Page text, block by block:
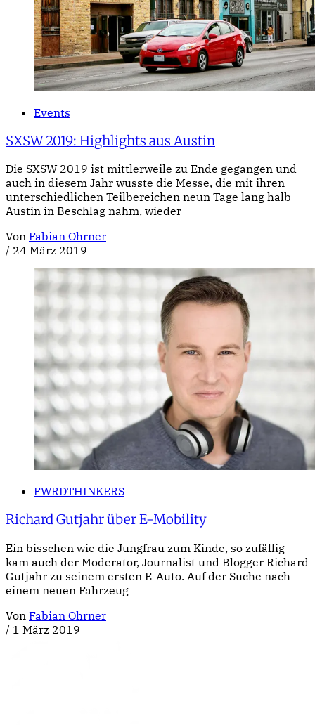
Events
SXSW 2019: Highlights aus Austin
Die SXSW 2019 ist mittlerweile zu Ende gegangen und
auch in diesem Jahr wusste die Messe, die mit ihren
unterschiedlichen Teilbereichen neun Tage lang halb
Austin in Beschlag nahm, wieder
Von Fabian Ohrner
/ 24 März 2019
FWRDTHINKERS
Richard Gutjahr über E-Mobility
Ein bisschen wie die Jungfrau zum Kinde, so zufällig
kam auch der Moderator, Journalist und Blogger Richard
Gutjahr zu seinem ersten E-Auto. Auf der Suche nach
einem neuen Fahrzeug
Von Fabian Ohrner
/ 1 März 2019